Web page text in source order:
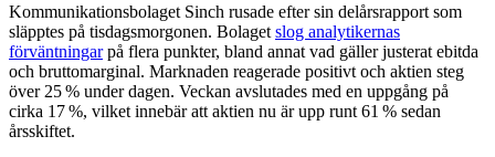
Kommunikationsbolaget Sinch rusade efter sin delårsrapport som
släpptes på tisdagsmorgonen. Bolaget slog analytikernas
förväntningarpå flera punkter, bland annat vad gäller justerat ebitda
och bruttomarginal. Marknaden reagerade positivt och aktien steg
över 25 % under dagen. Veckan avslutades med en uppgång på
cirka 17 %, vilket innebär att aktien nu är upp runt 61 % sedan
årsskiftet.